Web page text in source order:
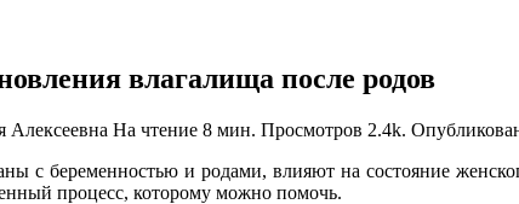
влагалища после родов
Алексеевна На чтение 8 мин. Просмотров 2.4k.
с беременностью и родами, влияют на состояние
процесс, которому можно помочь.